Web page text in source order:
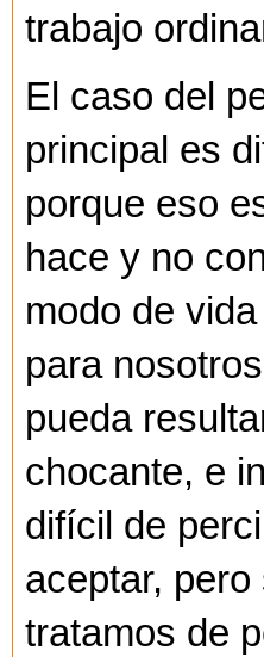
trabajo
El caso del
principal es
porque eso
hace y no
modo de
para
pueda
chocante, e
difícil de
aceptar, pero
tratamos de